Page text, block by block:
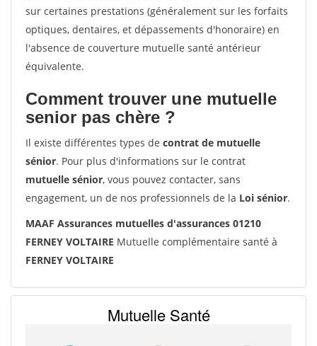
sur certaines prestations (généralement sur les forfaits
optiques, dentaires, et dépassements d'honoraire) en
l'absence de couverture mutuelle santé antérieur
équivalente.
Comment trouver une mutuelle
senior pas chère ?
Il existe différentes types de contrat de mutuelle
sénior. Pour plus d'informations sur le contrat
mutuelle sénior, vous pouvez contacter, sans
engagement, un de nos professionnels de la Loi sénior.
MAAF Assurances mutuelles d'assurances 01210
FERNEY VOLTAIRE Mutuelle complémentaire santé à
FERNEY VOLTAIRE